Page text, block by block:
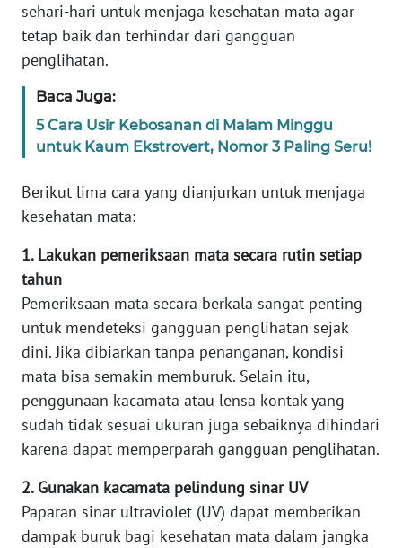
sehari-hari untuk menjaga kesehatan mata agar
tetap baik dan terhindar dari gangguan
penglihatan.
Baca Juga:
5 Cara Usir Kebosanan di Malam Minggu
untuk Kaum Ekstrovert, Nomor 3 Paling Seru!
Berikut lima cara yang dianjurkan untuk menjaga
kesehatan mata:
1. Lakukan pemeriksaan mata secara rutin setiap
tahun
Pemeriksaan mata secara berkala sangat penting
untuk mendeteksi gangguan penglihatan sejak
dini. Jika dibiarkan tanpa penanganan, kondisi
mata bisa semakin memburuk. Selain itu,
penggunaan kacamata atau lensa kontak yang
sudah tidak sesuai ukuran juga sebaiknya dihindari
karena dapat memperparah gangguan penglihatan.
2. Gunakan kacamata pelindung sinar UV
Paparan sinar ultraviolet (UV) dapat memberikan
dampak buruk bagi kesehatan mata dalam jangka
PEDOMAN
MEDIA
SIBER
REDAKSI
KARIR
DISCLAIMER
News
Regional
WN
SUMUT
WN
JAKARTA
WN
WN
BANTEN